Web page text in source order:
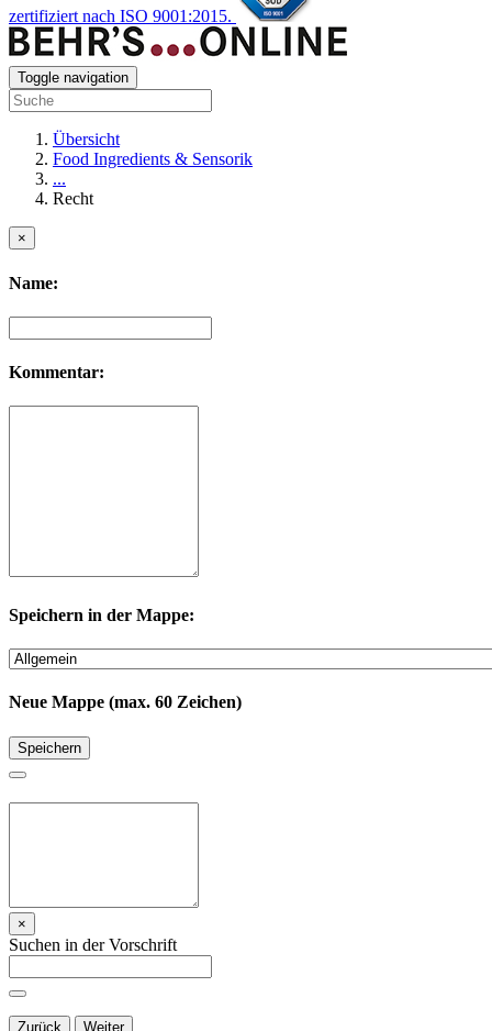
zertifiziert nach ISO 9001:2015.
Toggle navigation
Übersicht
Food Ingredients & Sensorik
...
Recht
×
Name:
Kommentar:
Speichern in der Mappe:
Neue Mappe (max. 60 Zeichen)
Speichern
×
Suchen in der Vorschrift
Zurück Weiter